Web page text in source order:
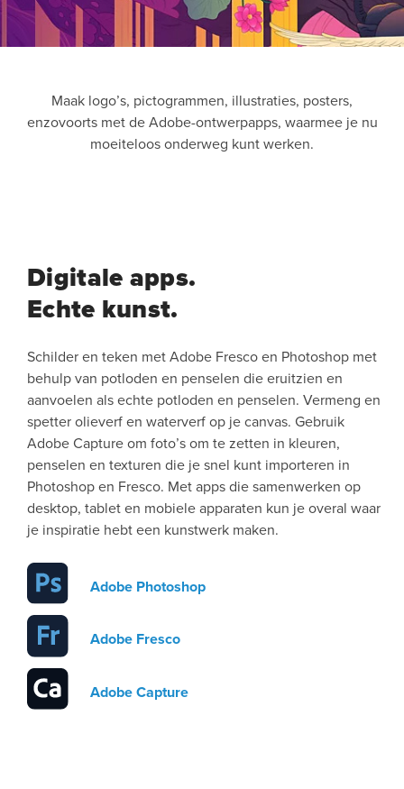
Maak logo’s, pictogrammen, illustraties, posters,
enzovoorts met de Adobe-ontwerpapps, waarmee je nu
moeiteloos onderweg kunt werken.
Digitale apps.
Echte kunst.
Schilder en teken met Adobe Fresco en Photoshop met
behulp van potloden en penselen die eruitzien en
aanvoelen als echte potloden en penselen. Vermeng en
spetter olieverf en waterverf op je canvas. Gebruik
Adobe Capture om foto’s om te zetten in kleuren,
penselen en texturen die je snel kunt importeren in
Photoshop en Fresco. Met apps die samenwerken op
desktop, tablet en mobiele apparaten kun je overal waar
je inspiratie hebt een kunstwerk maken.
Adobe Photoshop
Adobe Fresco
Adobe Capture